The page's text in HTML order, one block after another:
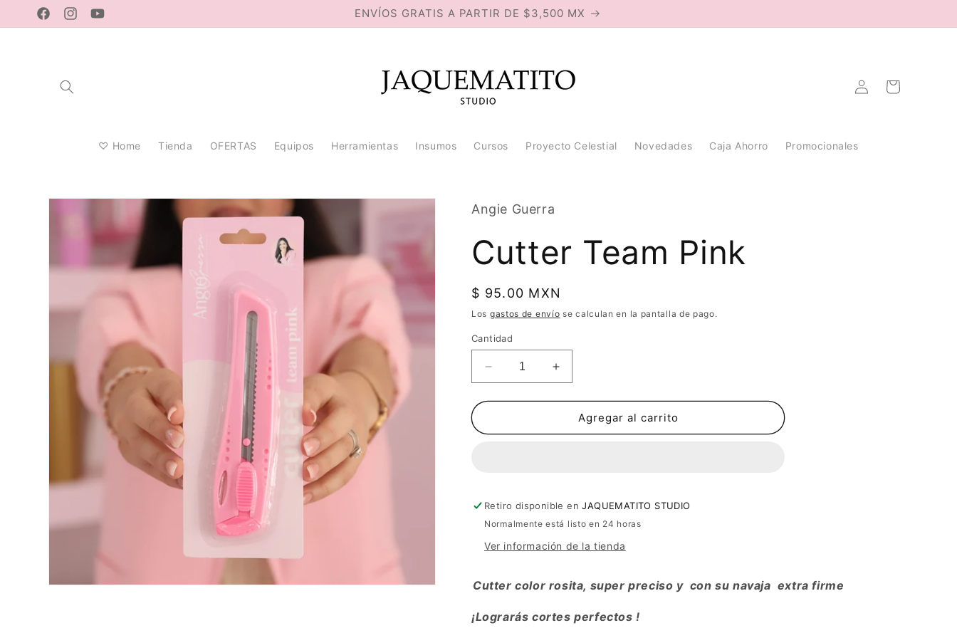
directamente
al contenido
FacebookInstagramYouTube
ENVÍOS GRATIS A PARTIR DE $3,500 MX
♡ Home Tienda OFERTAS Equipos Herramientas Insumos Cursos Proyecto Celestial Novedades Caja Ahorro Promocionales
Iniciar
sesión
Carrito
directamente
información
Angie Guerra
Cutter Team Pink
Precio
habitual
$ 95.00 MXN
Los gastos de envío se calculan en la pantalla de pago.
Cantidad
Reducir
cantidad
para
Team
Aumentar
cantidad
para
Cutter
Team
Agregar al carrito
Retiro disponible enJAQUEMATITO STUDIO
Normalmente está listo en 24 horas
Ver información de la tienda
Cutter color rosita, super preciso y con su navaja extra firme
¡Lograrás cortes perfectos !